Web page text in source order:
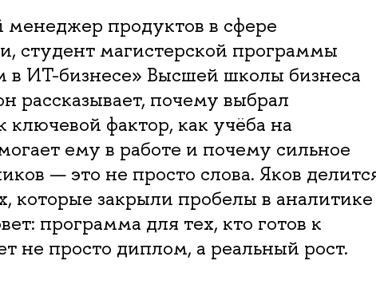
продуктов в сфере
студент магистерской программы
в ИТ-бизнесе» Высшей школы бизнеса
почему выбрал
ключевой фактор, как учёба на
ему в работе и почему сильное
— это не просто слова. Яков
которые закрыли пробелы в аналитике
программа для тех, кто готов к
не просто диплом, а реальный рост.